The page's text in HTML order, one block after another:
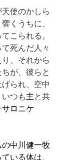
天使のかしら
くうちに、
こられる。
死んだ人々
、それから
が、彼らと
られ、空中
つも主と共
サロニケ
中川健一牧
いる体は、